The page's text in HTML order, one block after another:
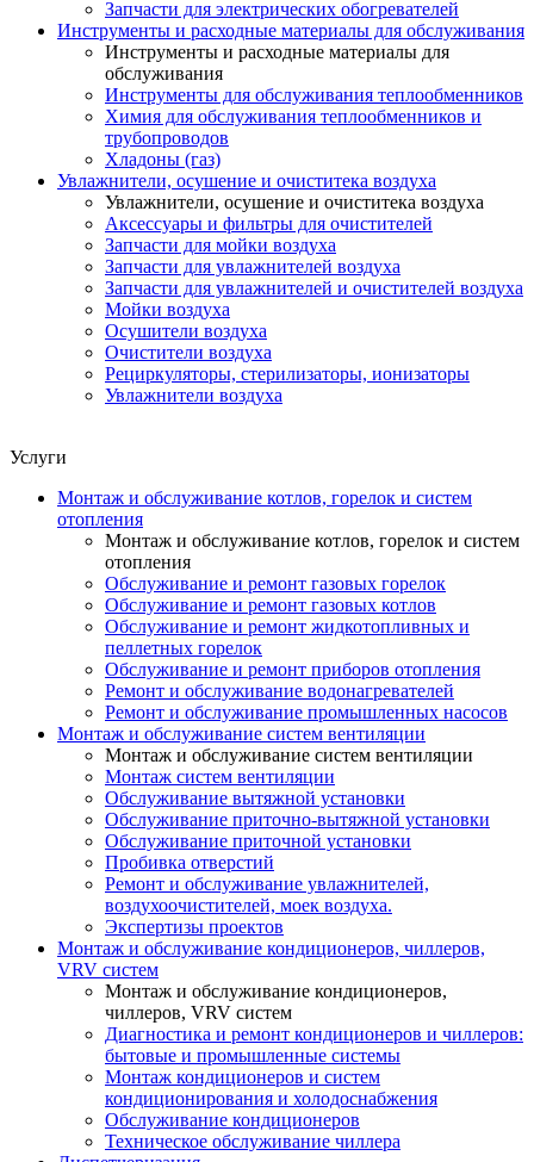
Запчасти для электрических обогревателей
Инструменты и расходные материалы для обслуживания
Инструменты и расходные материалы для
обслуживания
Инструменты для обслуживания теплообменников
Химия для обслуживания теплообменников и
трубопроводов
Хладоны (газ)
Увлажнители, осушение и очиститека воздуха
Увлажнители, осушение и очиститека воздуха
Аксессуары и фильтры для очистителей
Запчасти для мойки воздуха
Запчасти для увлажнителей воздуха
Запчасти для увлажнителей и очистителей воздуха
Мойки воздуха
Осушители воздуха
Очистители воздуха
Рециркуляторы, стерилизаторы, ионизаторы
Увлажнители воздуха
Услуги
Монтаж и обслуживание котлов, горелок и систем
отопления
Монтаж и обслуживание котлов, горелок и систем
отопления
Обслуживание и ремонт газовых горелок
Обслуживание и ремонт газовых котлов
Обслуживание и ремонт жидкотопливных и
пеллетных горелок
Обслуживание и ремонт приборов отопления
Ремонт и обслуживание водонагревателей
Ремонт и обслуживание промышленных насосов
Монтаж и обслуживание систем вентиляции
Монтаж и обслуживание систем вентиляции
Монтаж систем вентиляции
Обслуживание вытяжной установки
Обслуживание приточно-вытяжной установки
Обслуживание приточной установки
Пробивка отверстий
Ремонт и обслуживание увлажнителей,
воздухоочистителей, моек воздуха.
Экспертизы проектов
Монтаж и обслуживание кондиционеров, чиллеров,
VRV систем
Монтаж и обслуживание кондиционеров,
чиллеров, VRV систем
Диагностика и ремонт кондиционеров и чиллеров:
бытовые и промышленные системы
Монтаж кондиционеров и систем
кондиционирования и холодоснабжения
Обслуживание кондиционеров
Техническое обслуживание чиллера